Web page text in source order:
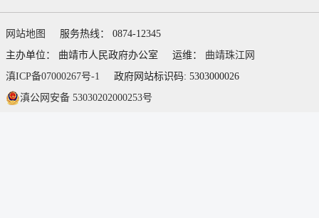
网站地图
服务热线： 0874-12345
主办单位： 曲靖市人民政府办公室
运维： 曲靖珠江网
滇ICP备07000267号-1
政府网站标识码: 5303000026
滇公网安备 53030202000253号